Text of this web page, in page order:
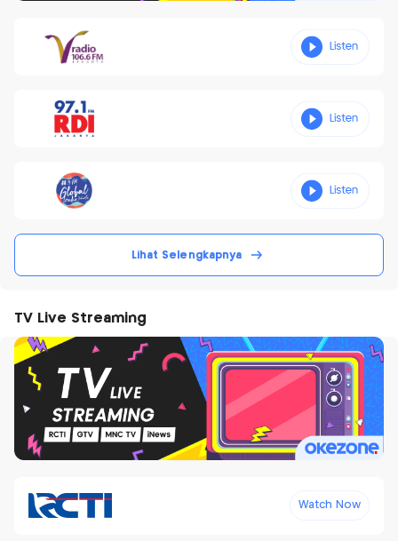
Lihat Selengkapnya
TV Live Streaming
Watch Now